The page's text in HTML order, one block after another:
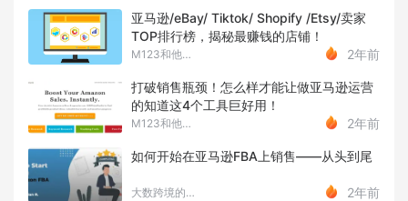
亚马逊/eBay/ Tiktok/ Shopify /Etsy/卖家
TOP排行榜，揭秘最赚钱的店铺！
M123和他的朋友们 2年前
打破销售瓶颈！怎么样才能让做亚马逊运营
的知道这4个工具巨好用！
M123和他的朋友们 2年前
如何开始在亚马逊FBA上销售——从头到尾
大数跨境的伙伴们 2年前